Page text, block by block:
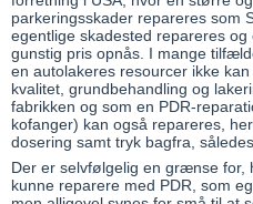
parkeringsskader repareres som
egentlige skadested repareres
gunstig pris opnås. I mange
en autolakeres resourcer ikke
kvalitet, grundbehandling og
fabrikken og som en PDR-
kofanger) kan også repareres,
dosering samt tryk bagfra,
Der er selvfølgelig en grænse
kunne reparere med PDR, som